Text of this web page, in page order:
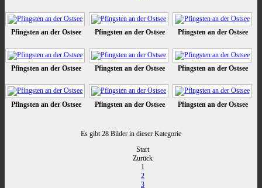
Pfingsten an der Ostsee Pfingsten an der Ostsee Pfingsten an der Ostsee
Pfingsten an der Ostsee Pfingsten an der Ostsee Pfingsten an der Ostsee
Pfingsten an der Ostsee Pfingsten an der Ostsee Pfingsten an der Ostsee
Es gibt 28 Bilder in dieser Kategorie
Start
Zurück
1
2
3